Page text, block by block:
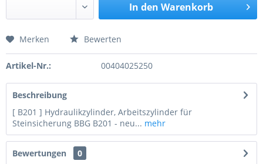
In den Warenkorb
Preis anfragen
Merken Bewerten
Artikel-Nr.: 00404025250
Beschreibung
[ B201 ] Hydraulikzylinder, Arbeitszylinder für
Steinsicherung BBG B201 - neu... mehr
Bewertungen
0